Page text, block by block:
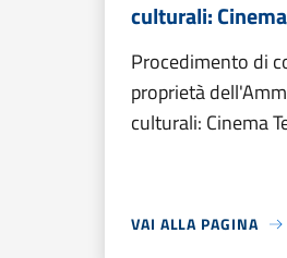
culturali:
Procedimento di
proprietà
culturali: Cinema
VAI ALLA PAGINA